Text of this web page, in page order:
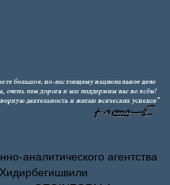
аналитического агентства